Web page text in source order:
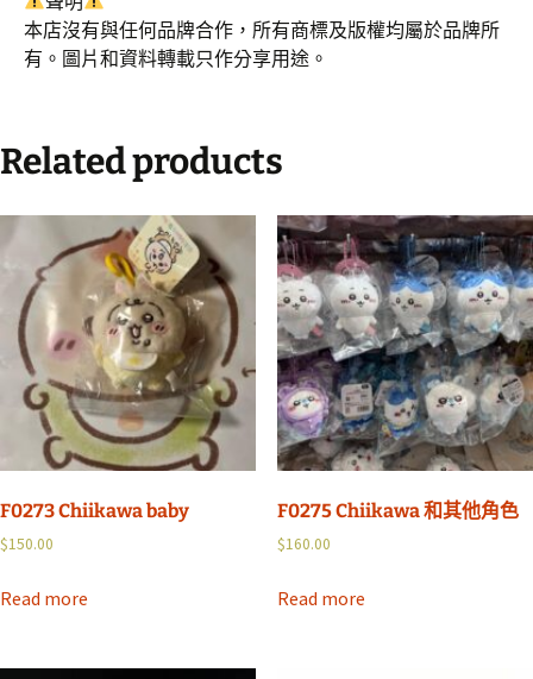
本店沒有與任何品牌合作，所有商標及版權均屬於品牌所
有。圖片和資料轉載只作分享用途。
Related products
F0273 Chiikawa baby
$150.00
Read more
F0275 Chiikawa 和其他角色
$160.00
Read more